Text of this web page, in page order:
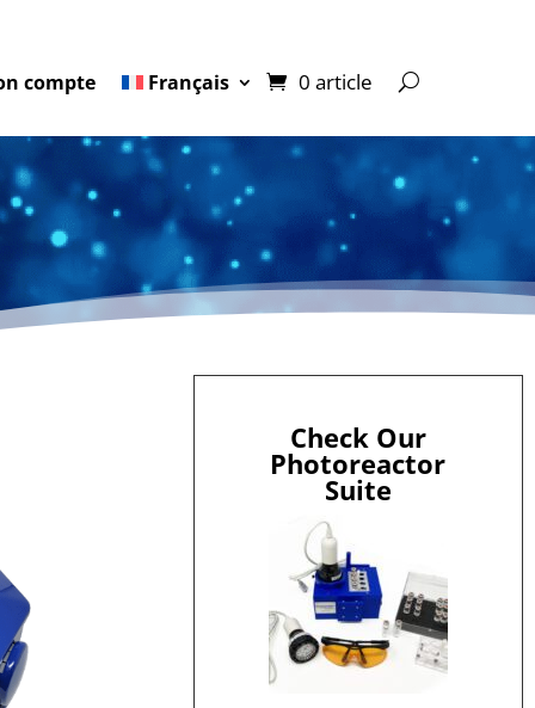
compte Français 0 article
Check Our
Photoreactor
Suite